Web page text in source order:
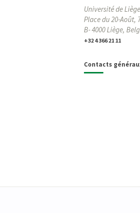
Université de Liège
Place du 20-Août,
B- 4000 Liège,
+32 4 366 21 11
Contacts